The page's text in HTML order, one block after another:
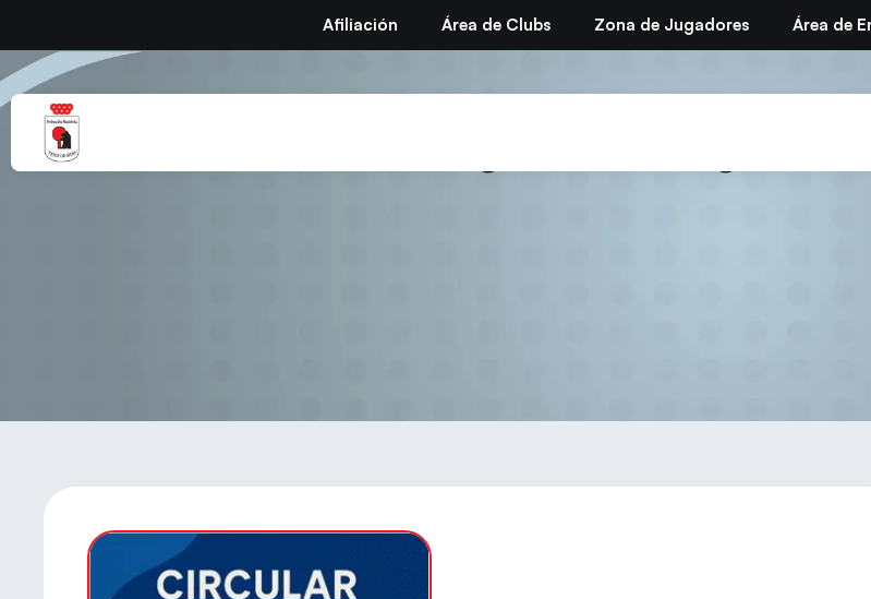
Afiliación Área de Clubs Zona de Jugadores Área de
Circular nº48 – Entrega Trofeos Ligas